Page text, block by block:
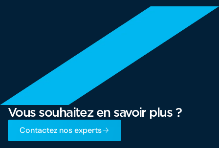
Vous souhaitez en savoir plus ?
Contactez nos experts